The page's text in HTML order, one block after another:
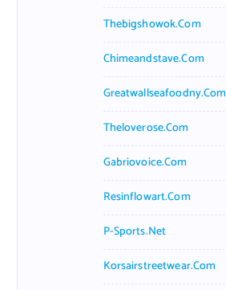
Thebigshowok.com
Chimeandstave.com
Greatwallseafoodny.com
Theloverose.com
Gabriovoice.com
Resinflowart.com
P-Sports.net
Korsairstreetwear.com